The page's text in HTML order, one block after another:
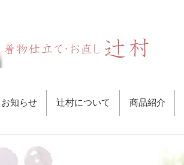
お知らせ 辻村について 商品紹介